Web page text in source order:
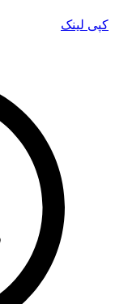
کپی لینک